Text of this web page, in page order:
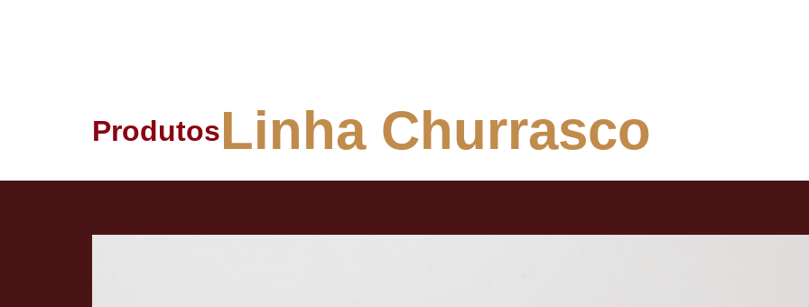
ProdutosLinha Churrasco